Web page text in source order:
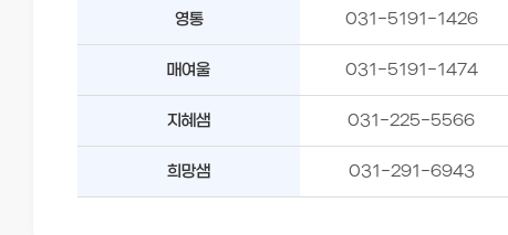
영통 031-5191-1426
매여울 031-5191-1474
지혜샘 031-225-5566
희망샘 031-291-6943